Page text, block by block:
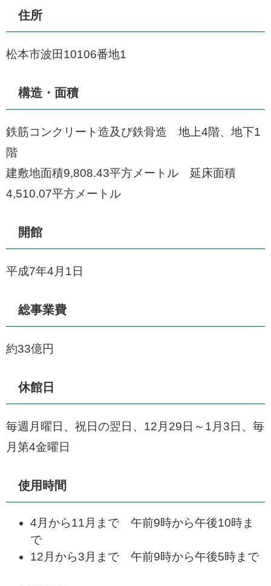
住所
松本市波田10106番地1
構造・面積
鉄筋コンクリート造及び鉄骨造 地上4階、地下1
階
建敷地面積9,808.43平方メートル 延床面積
4,510.07平方メートル
開館
平成7年4月1日
総事業費
約33億円
休館日
毎週月曜日、祝日の翌日、12月29日～1月3日、毎
月第4金曜日
使用時間
4月から11月まで 午前9時から午後10時ま
で
12月から3月まで 午前9時から午後5時まで